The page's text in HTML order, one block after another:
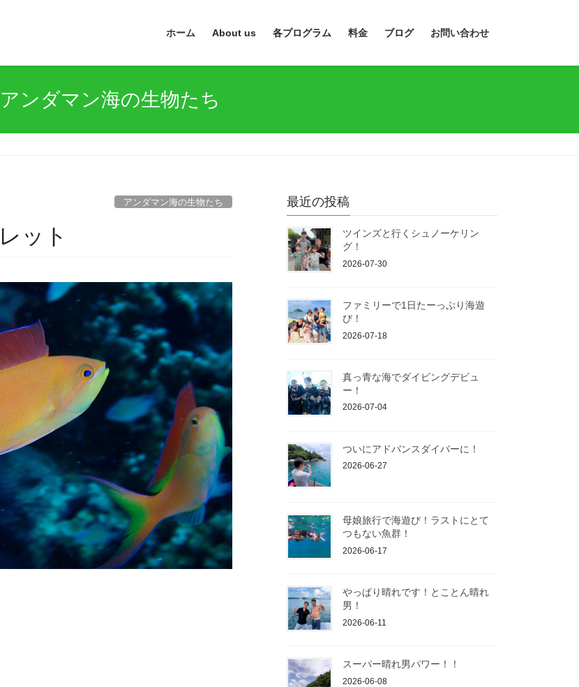
ホーム About us 各プログラム 料金 ブログ お問い合わせ
アンダマン海の生物たち
アンダマン海の生物たち
ット
最近の投稿
ツインズと行くシュノーケリン
グ！
2026-07-30
ファミリーで1日たーっぷり海遊
び！
2026-07-18
真っ青な海でダイビングデビュ
ー！
2026-07-04
ついにアドバンスダイバーに！
2026-06-27
母娘旅行で海遊び！ラストにとて
つもない魚群！
2026-06-17
やっぱり晴れです！とことん晴れ
男！
2026-06-11
スーパー晴れ男パワー！！
2026-06-08